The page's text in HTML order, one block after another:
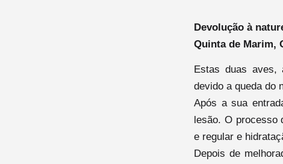
Devolução à
Quinta de Marim,
Estas duas aves,
devido a queda do
Após a sua
lesão. O processo
e regular e
Depois de